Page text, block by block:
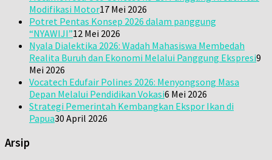
Modifikasi Motor17 Mei 2026
Potret Pentas Konsep 2026 dalam panggung
“NYAWIJI”12 Mei 2026
Nyala Dialektika 2026: Wadah Mahasiswa Membedah
Realita Buruh dan Ekonomi Melalui Panggung Ekspresi9
Mei 2026
Vocatech Edufair Polines 2026: Menyongsong Masa
Depan Melalui Pendidikan Vokasi6 Mei 2026
Strategi Pemerintah Kembangkan Ekspor Ikan di
Papua30 April 2026
Arsip